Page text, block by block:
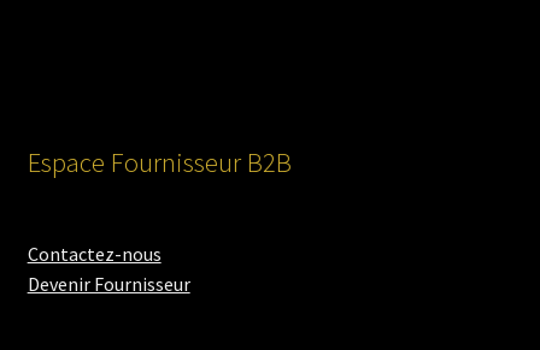
Espace Fournisseur B2B
Contactez-nous
Devenir Fournisseur